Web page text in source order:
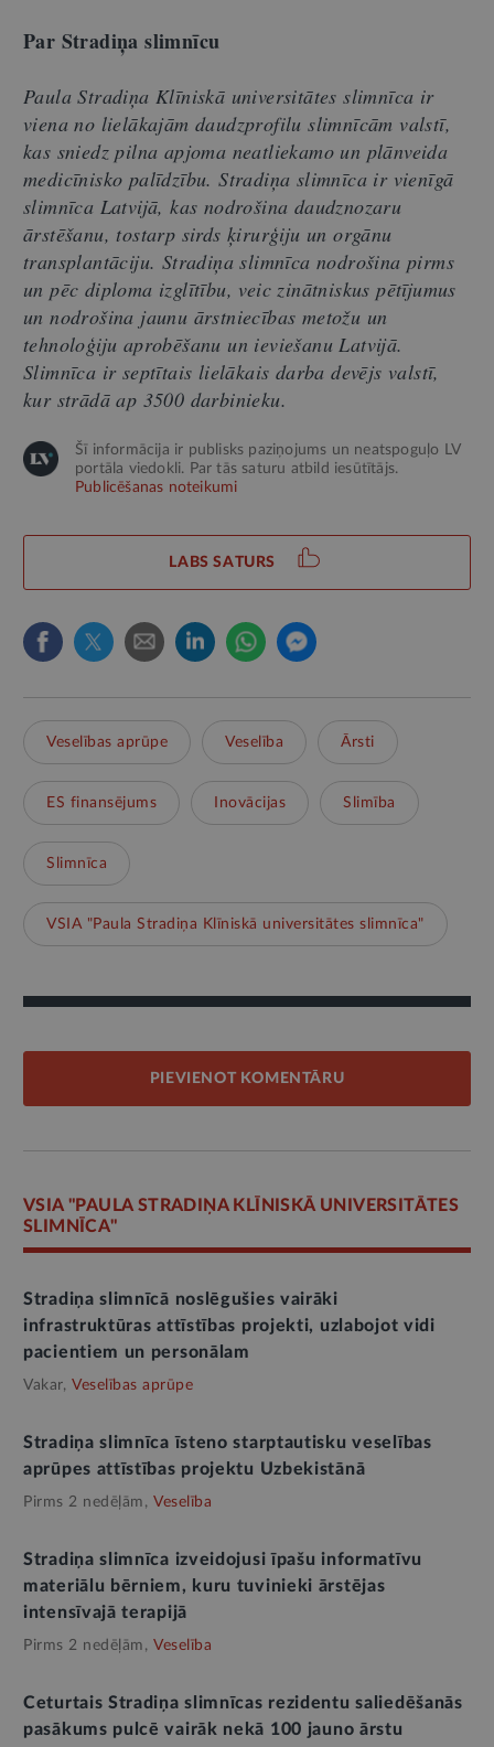
Par Stradiņa slimnīcu
Paula Stradiņa Klīniskā universitātes slimnīca ir
viena no lielākajām daudzprofilu slimnīcām valstī,
kas sniedz pilna apjoma neatliekamo un plānveida
medicīnisko palīdzību. Stradiņa slimnīca ir vienīgā
slimnīca Latvijā, kas nodrošina daudznozaru
ārstēšanu, tostarp sirds ķirurģiju un orgānu
transplantāciju. Stradiņa slimnīca nodrošina pirms
un pēc diploma izglītību, veic zinātniskus pētījumus
un nodrošina jaunu ārstniecības metožu un
tehnoloģiju aprobēšanu un ieviešanu Latvijā.
Slimnīca ir septītais lielākais darba devējs valstī,
kur strādā ap 3500 darbinieku.
Šī informācija ir publisks paziņojums un neatspoguļo LV
portāla viedokli. Par tās saturu atbild iesūtītājs.
Publicēšanas noteikumi
LABS SATURS
Veselības aprūpe Veselība Ārsti
ES finansējums Inovācijas Slimība
Slimnīca
VSIA "Paula Stradiņa Klīniskā universitātes slimnīca"
PIEVIENOT KOMENTĀRU
VSIA "PAULA STRADIŅA KLĪNISKĀ UNIVERSITĀTES
SLIMNĪCA"
Stradiņa slimnīcā noslēgušies vairāki
infrastruktūras attīstības projekti, uzlabojot vidi
pacientiem un personālam
Vakar, Veselības aprūpe
Stradiņa slimnīca īsteno starptautisku veselības
aprūpes attīstības projektu Uzbekistānā
Pirms 2 nedēļām, Veselība
Stradiņa slimnīca izveidojusi īpašu informatīvu
materiālu bērniem, kuru tuvinieki ārstējas
intensīvajā terapijā
Pirms 2 nedēļām, Veselība
Ceturtais Stradiņa slimnīcas rezidentu saliedēšanās
pasākums pulcē vairāk nekā 100 jauno ārstu